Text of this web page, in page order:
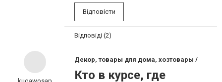
Відповісти
Відповіді (2)
Декор, товары для дома, хозтовары /
Кто в курсе, где